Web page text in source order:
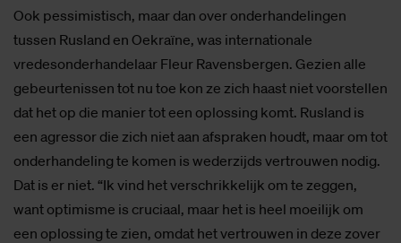
Ook pessimistisch, maar dan over onderhandelingen
tussen Rusland en Oekraïne, was internationale
vredesonderhandelaar Fleur Ravensbergen. Gezien alle
gebeurtenissen tot nu toe kon ze zich haast niet voorstellen
dat het op die manier tot een oplossing komt. Rusland is
een agressor die zich niet aan afspraken houdt, maar om tot
onderhandeling te komen is wederzijds vertrouwen nodig.
Dat is er niet. “Ik vind het verschrikkelijk om te zeggen,
want optimisme is cruciaal, maar het is heel moeilijk om
een oplossing te zien, omdat het vertrouwen in deze zover